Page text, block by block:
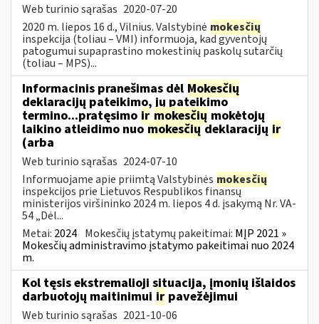
Web turinio sąrašas 2020-07-20
2020 m. liepos 16 d., Vilnius. Valstybinė mokesčių
inspekcija (toliau – VMI) informuoja, kad gyventojų
patogumui supaprastino mokestinių paskolų sutarčių
(toliau – MPS)...
Informacinis pranešimas dėl Mokesčių
deklaracijų pateikimo, jų pateikimo
termino...pratęsimo ir mokesčių mokėtojų
laikino atleidimo nuomokesčiųdeklaracijų ir
(arba
Web turinio sąrašas 2024-07-10
Informuojame apie priimtą Valstybinės mokesčių
inspekcijos prie Lietuvos Respublikos finansų
ministerijos viršininko 2024 m. liepos 4 d. įsakymą Nr. VA-
54 „Dėl...
Metai: 2024 Mokesčių įstatymų pakeitimai: MĮP 2021 »
Mokesčių administravimo įstatymo pakeitimai nuo 2024
m.
Kol tęsis ekstremalioji situacija, įmonių išlaidos
darbuotojų maitinimui ir pavežėjimui
Web turinio sąrašas 2021-10-06